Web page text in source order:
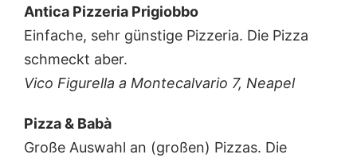
Antica Pizzeria Prigiobbo
Einfache, sehr günstige Pizzeria. Die Pizza
schmeckt aber.
Vico Figurella a Montecalvario 7, Neapel
Pizza & Babà
Große Auswahl an (großen) Pizzas. Die